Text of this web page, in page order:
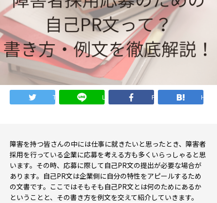
Twitter LINE Facebook
障害を持つ皆さんの中には仕事に就きたいと思ったとき、障害者
採用を行っている企業に応募を考える方も多くいらっしゃると思
います。その時、応募に際して自己PR文の提出が必要な場合が
あります。自己PR文は企業側に自分の特性をアピールするため
の文書です。ここではそもそも自己PR文とは何のためにあるか
ということと、その書き方を例文を交えて紹介していきます。
ハイスキルな障害者の転職支援サービス
障害のある新卒学生専門の就職エージェントサービス
求人検索・スカウトサービス
就労移行支援サービス
障害別専門支援の就労移行支援サービス
就労支援サービス
就職・転職ノウハウ
お問い合わせ・よくある質問
メニューを閉じる